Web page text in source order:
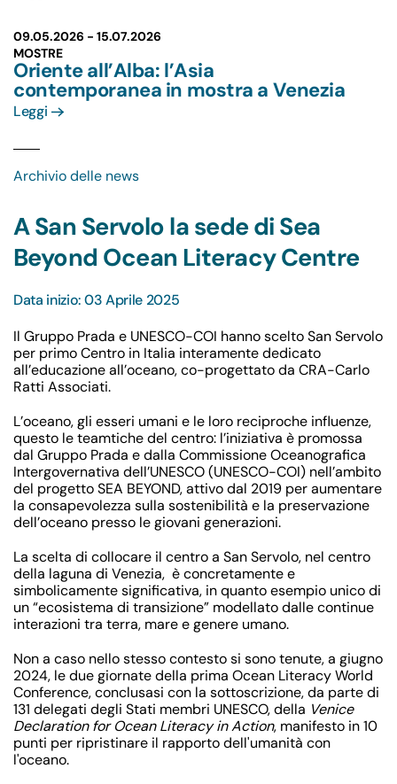
09.05.2026 - 15.07.2026
MOSTRE
Oriente all’Alba: l’Asia
contemporanea in mostra a Venezia
Leggi
Archivio delle news
A San Servolo la sede di Sea
Beyond Ocean Literacy Centre
Data inizio: 03 Aprile 2025
Il Gruppo Prada e UNESCO-COI hanno scelto San Servolo
per primo Centro in Italia interamente dedicato
all’educazione all’oceano, co-progettato da CRA-Carlo
Ratti Associati.
L’oceano, gli esseri umani e le loro reciproche influenze,
questo le teamtiche del centro: l’iniziativa è promossa
dal Gruppo Prada e dalla Commissione Oceanografica
Intergovernativa dell’UNESCO (UNESCO-COI) nell’ambito
del progetto SEA BEYOND, attivo dal 2019 per aumentare
la consapevolezza sulla sostenibilità e la preservazione
dell’oceano presso le giovani generazioni.
La scelta di collocare il centro a San Servolo, nel centro
della laguna di Venezia, è concretamente e
simbolicamente significativa, in quanto esempio unico di
un “ecosistema di transizione” modellato dalle continue
interazioni tra terra, mare e genere umano.
Non a caso nello stesso contesto si sono tenute, a giugno
2024, le due giornate della prima Ocean Literacy World
Conference, conclusasi con la sottoscrizione, da parte di
131 delegati degli Stati membri UNESCO, della Venice
Declaration for Ocean Literacy in Action, manifesto in 10
punti per ripristinare il rapporto dell'umanità con
l'oceano.